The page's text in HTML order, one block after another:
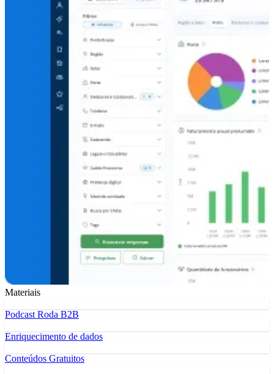
Materiais
Podcast Roda B2B
Enriquecimento de dados
Conteúdos Gratuitos